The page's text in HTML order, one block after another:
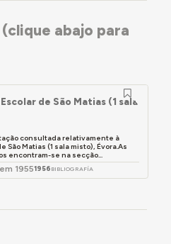
abajo para
de São Matias (1 sala
consultada relativamente à
Matias (1 sala misto), Évora.As
encontram-se na secção...
19551956 BIBLIOGRAFÍA